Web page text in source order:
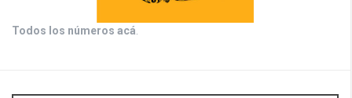
Todos los números acá